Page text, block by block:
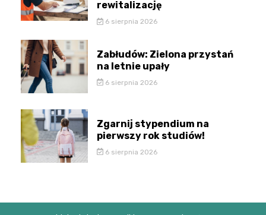
rewitalizację
6 sierpnia 2026
Zabłudów: Zielona przystań
na letnie upały
6 sierpnia 2026
Zgarnij stypendium na
pierwszy rok studiów!
6 sierpnia 2026